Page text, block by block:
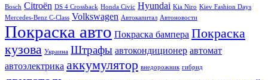
Bosch Citroën DS 4 Crossback Honda Civic Hyundai Kia Niro Kiev Fashion Days
Mercedes-Benz C-Class Volkswagen Автокапитал Автоновости
Покраска авто Покраска бампера Покраска
кузова Украина Штрафы автокондиционер автомат
автоэлектрика аккумулятор внедорожник гибрид